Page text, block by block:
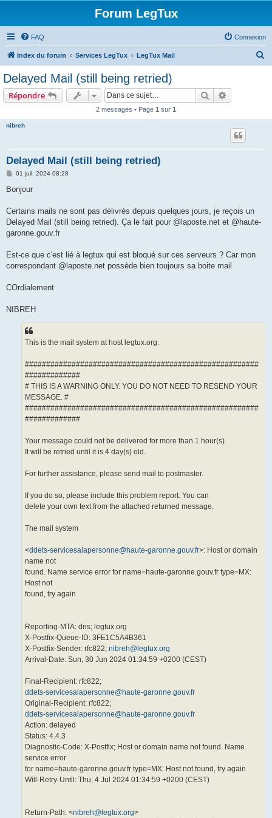
Forum LegTux
FAQ Connexion
Index du forum Services LegTux LegTux Mail
Delayed Mail (still being retried)
Répondre Rechercher
2 messages • Page 1 sur 1
nibreh
Delayed Mail (still being retried)
M
s
g
01 juil. 2024 08:28
Bonjour
Certains mails ne sont pas délivrés depuis quelques jours, je reçois un
Delayed Mail (still being retried). Ça le fait pour @laposte.net et @haute-
garonne.gouv.fr
Est-ce que c'est lié à legtux qui est bloqué sur ces serveurs ? Car mon
correspondant @laposte.net possède bien toujours sa boite mail
COrdialement
NIBREH
This is the mail system at host legtux.org.
#######################################################
#############
# THIS IS A WARNING ONLY. YOU DO NOT NEED TO RESEND YOUR
MESSAGE. #
#######################################################
#############
Your message could not be delivered for more than 1 hour(s).
It will be retried until it is 4 day(s) old.
For further assistance, please send mail to postmaster.
If you do so, please include this problem report. You can
delete your own text from the attached returned message.
The mail system
<ddets-servicesalapersonne@haute-garonne.gouv.fr>: Host or domain
name not
found. Name service error for name=haute-garonne.gouv.fr type=MX:
Host not
found, try again
Reporting-MTA: dns; legtux.org
X-Postfix-Queue-ID: 3FE1C5A4B361
X-Postfix-Sender: rfc822; nibreh@legtux.org
Arrival-Date: Sun, 30 Jun 2024 01:34:59 +0200 (CEST)
Final-Recipient: rfc822;
ddets-servicesalapersonne@haute-garonne.gouv.fr
Original-Recipient: rfc822;
ddets-servicesalapersonne@haute-garonne.gouv.fr
Action: delayed
Status: 4.4.3
Diagnostic-Code: X-Postfix; Host or domain name not found. Name
service error
for name=haute-garonne.gouv.fr type=MX: Host not found, try again
Will-Retry-Until: Thu, 4 Jul 2024 01:34:59 +0200 (CEST)
Return-Path: <nibreh@legtux.org>